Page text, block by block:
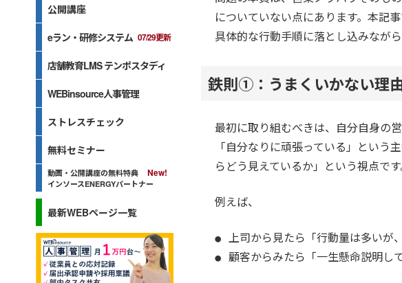
についていない点にあります。本記
具体的な行動手順に落とし込みながら
鉄則①：うまくいかない理
最初に取り組むべきは、自分自身の
「自分なりに頑張っている」という
らどう見えているか」という視点です
例えば、
上司から見たら「行動量は多いが
顧客からみたら「一生懸命説明し
公開講座
eラン・研修システム 07/29更新
店舗教育LMS テンポスタディ
WEBinsource人事管理
ストレスチェック
無料セミナー
動画・公開講座の無料特典
インソースENERGYパートナー
最新WEBページ一覧